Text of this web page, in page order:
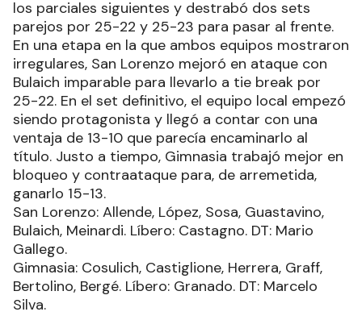
los parciales siguientes y destrabó dos sets
parejos por 25-22 y 25-23 para pasar al frente.
En una etapa en la que ambos equipos mostraron
irregulares, San Lorenzo mejoró en ataque con
Bulaich imparable para llevarlo a tie break por
25-22. En el set definitivo, el equipo local empezó
siendo protagonista y llegó a contar con una
ventaja de 13-10 que parecía encaminarlo al
título. Justo a tiempo, Gimnasia trabajó mejor en
bloqueo y contraataque para, de arremetida,
ganarlo 15-13.
San Lorenzo: Allende, López, Sosa, Guastavino,
Bulaich, Meinardi. Líbero: Castagno. DT: Mario
Gallego.
Gimnasia: Cosulich, Castiglione, Herrera, Graff,
Bertolino, Bergé. Líbero: Granado. DT: Marcelo
Silva.